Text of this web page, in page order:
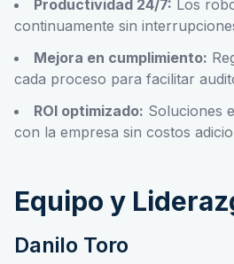
Productividad 24/7: Los
continuamente sin
Mejora en cumplimiento:
cada proceso para facilitar
ROI optimizado: Soluciones
con la empresa sin costos
Equipo y
Danilo Toro